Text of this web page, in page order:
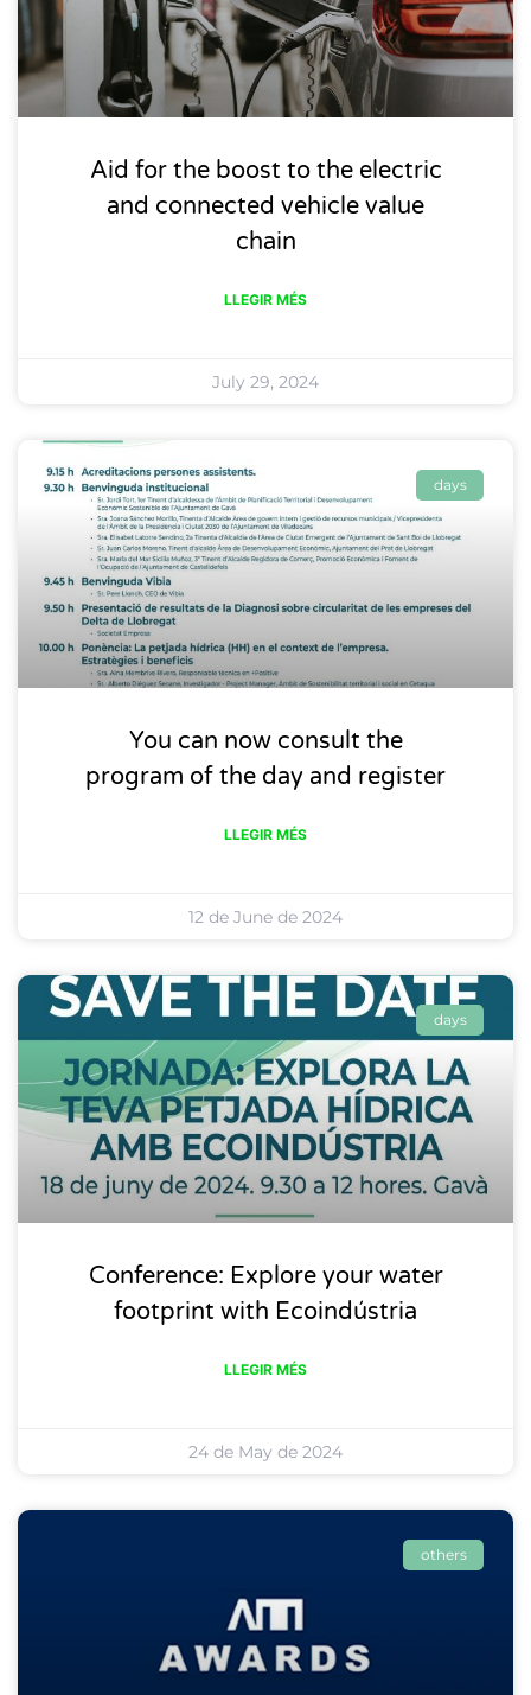
Aid for the boost to the electric
and connected vehicle value
chain
LLEGIR MÉS
July 29, 2024
days
You can now consult the
program of the day and register
LLEGIR MÉS
12 de June de 2024
days
Conference: Explore your water
footprint with Ecoindústria
LLEGIR MÉS
24 de May de 2024
others